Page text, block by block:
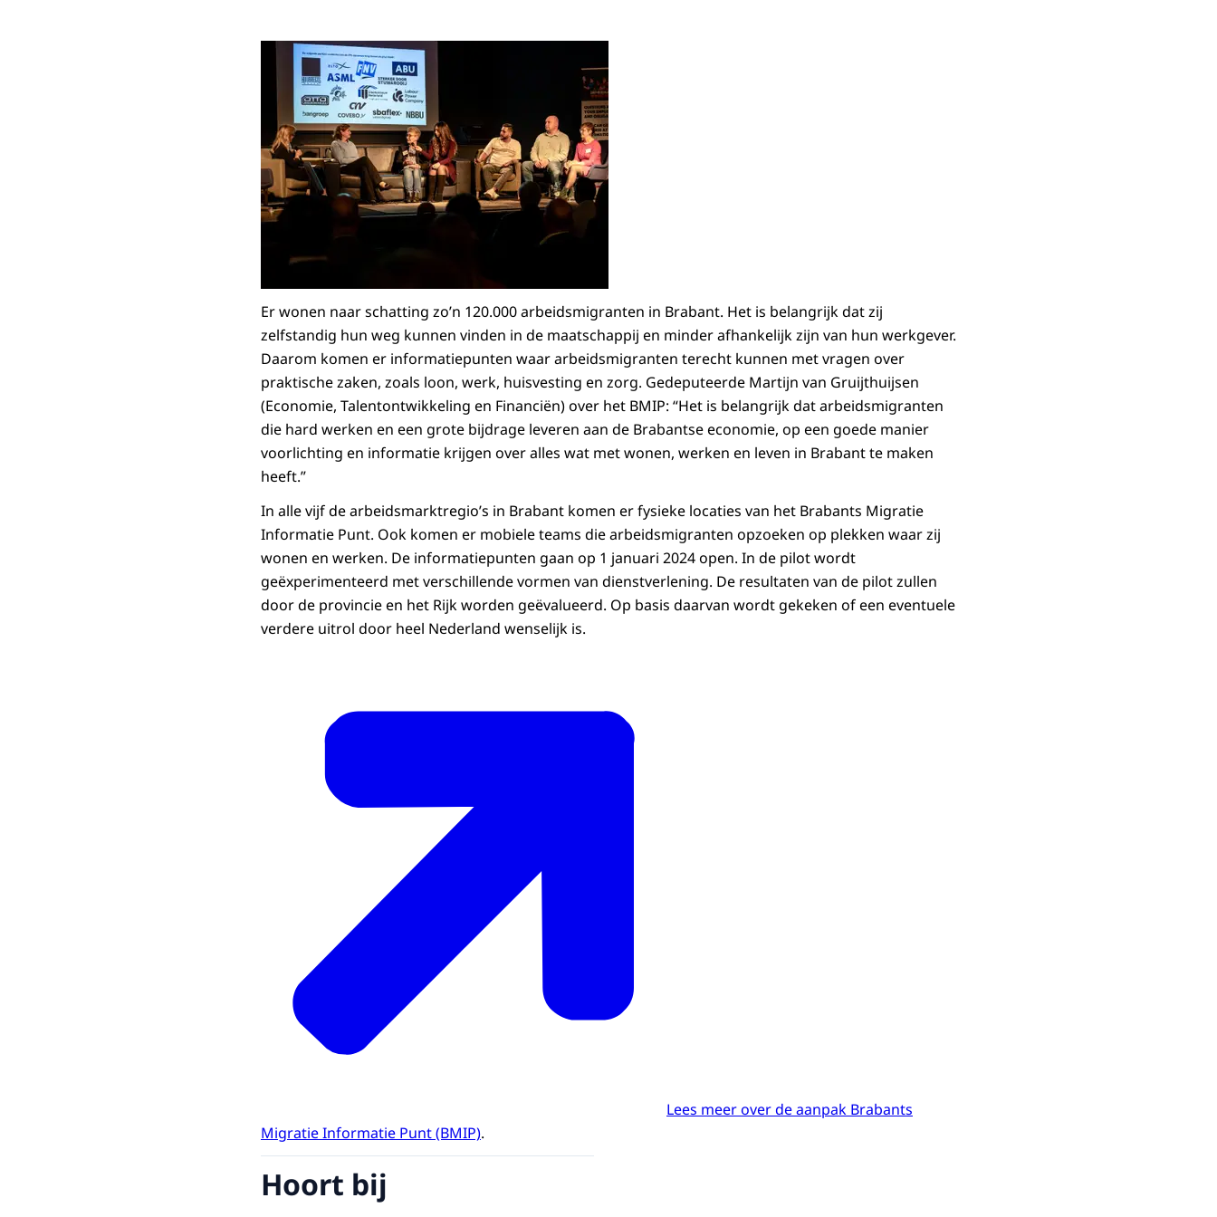
Er wonen naar schatting zo’n 120.000 arbeidsmigranten in Brabant. Het is belangrijk dat zij
zelfstandig hun weg kunnen vinden in de maatschappij en minder afhankelijk zijn van hun werkgever.
Daarom komen er informatiepunten waar arbeidsmigranten terecht kunnen met vragen over
praktische zaken, zoals loon, werk, huisvesting en zorg. Gedeputeerde Martijn van Gruijthuijsen
(Economie, Talentontwikkeling en Financiën) over het BMIP: “Het is belangrijk dat arbeidsmigranten
die hard werken en een grote bijdrage leveren aan de Brabantse economie, op een goede manier
voorlichting en informatie krijgen over alles wat met wonen, werken en leven in Brabant te maken
heeft.”
In alle vijf de arbeidsmarktregio’s in Brabant komen er fysieke locaties van het Brabants Migratie
Informatie Punt. Ook komen er mobiele teams die arbeidsmigranten opzoeken op plekken waar zij
wonen en werken. De informatiepunten gaan op 1 januari 2024 open. In de pilotwordt
geëxperimenteerd met verschillende vormen van dienstverlening. De resultaten van de pilotzullen
door de provincie en het Rijk worden geëvalueerd. Op basis daarvan wordt gekeken of een eventuele
verdere uitrol door heel Nederland wenselijk is.
Lees meer over de aanpak Brabants
Migratie Informatie Punt (BMIP).
Hoort bij